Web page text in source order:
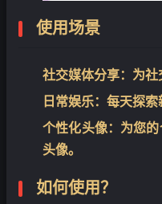
使用场景
社交媒体分享：为社
日常娱乐：每天探索
个性化头像：为您
头像。
如何使用？